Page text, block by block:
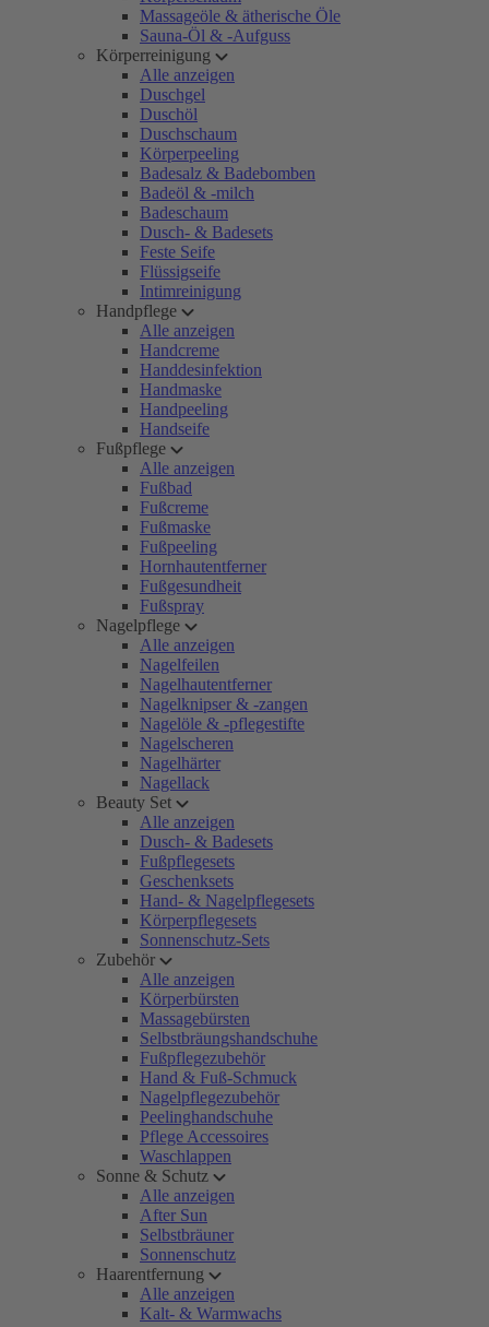
Massageöle & ätherische Öle
Sauna-Öl & -Aufguss
Körperreinigung
Alle anzeigen
Duschgel
Duschöl
Duschschaum
Körperpeeling
Badesalz & Badebomben
Badeöl & -milch
Badeschaum
Dusch- & Badesets
Feste Seife
Flüssigseife
Intimreinigung
Handpflege
Alle anzeigen
Handcreme
Handdesinfektion
Handmaske
Handpeeling
Handseife
Fußpflege
Alle anzeigen
Fußbad
Fußcreme
Fußmaske
Fußpeeling
Hornhautentferner
Fußgesundheit
Fußspray
Nagelpflege
Alle anzeigen
Nagelfeilen
Nagelhautentferner
Nagelknipser & -zangen
Nagelöle & -pflegestifte
Nagelscheren
Nagelhärter
Nagellack
Beauty Set
Alle anzeigen
Dusch- & Badesets
Fußpflegesets
Geschenksets
Hand- & Nagelpflegesets
Körperpflegesets
Sonnenschutz-Sets
Zubehör
Alle anzeigen
Körperbürsten
Massagebürsten
Selbstbräungshandschuhe
Fußpflegezubehör
Hand & Fuß-Schmuck
Nagelpflegezubehör
Peelinghandschuhe
Pflege Accessoires
Waschlappen
Sonne & Schutz
Alle anzeigen
After Sun
Selbstbräuner
Sonnenschutz
Haarentfernung
Alle anzeigen
Kalt- & Warmwachs